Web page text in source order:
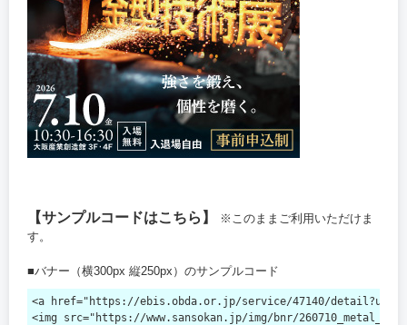
【サンプルコードはこちら】
※このままご利用いただけま
す。
■バナー（横300px 縦250px）のサンプルコード
<a href="https://ebis.obda.or.jp/service/47140/
<img src="https://www.sansokan.jp/img/bnr/